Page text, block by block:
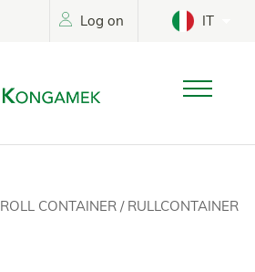
Log on IT
ROLL CONTAINER / RULLCONTAINER